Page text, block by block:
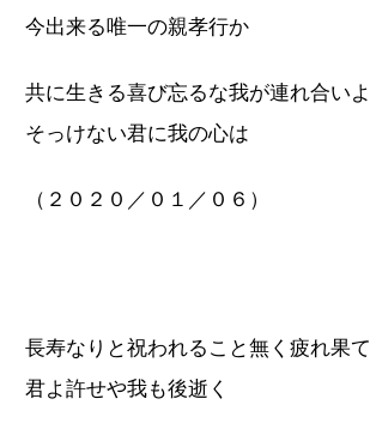
今出来る唯一の親孝行か
共に生きる喜び忘るな我が連れ合いよ
そっけない君に我の心は
（２０２０／０１／０６）
長寿なりと祝われること無く疲れ果て
君よ許せや我も後逝く